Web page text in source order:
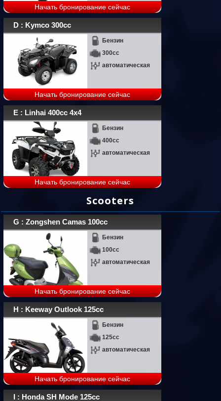
Начать бронирование сейчас
D : Kymco 300cc
Бензин
300cc
автоматическая
Начать бронирование сейчас
E : Linhai 400cc 4x4
Бензин
400cc
автоматическая
Начать бронирование сейчас
Scooters
G : Zongshen Camas 100cc
Бензин
100cc
автоматическая
Начать бронирование сейчас
H : Keeway Outlook 125cc
Бензин
125cc
автоматическая
Начать бронирование сейчас
I : Honda SH Mode 125cc